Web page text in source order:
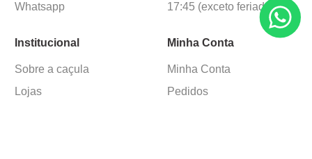
Whatsapp
17:45 (exceto feriados)
Institucional
Sobre a caçula
Lojas
Minha Conta
Minha Conta
Pedidos